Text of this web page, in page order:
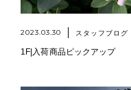
2023.03.30 スタッフブログ
1F|入荷商品ピックアップ